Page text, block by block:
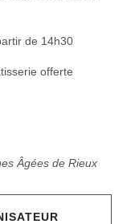
de 14h30
offerte
Âgées de Rieux